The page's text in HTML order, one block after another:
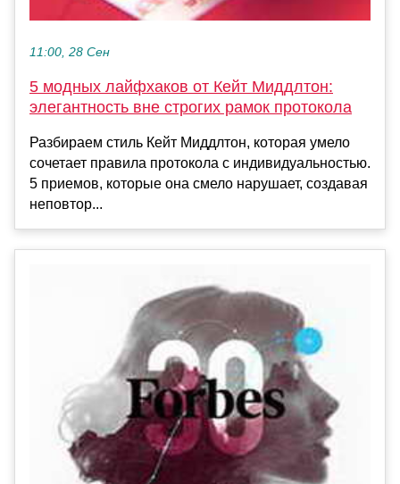
11:00, 28 Сен
5 модных лайфхаков от Кейт Миддлтон:
элегантность вне строгих рамок протокола
Разбираем стиль Кейт Миддлтон, которая умело
сочетает правила протокола с индивидуальностью.
5 приемов, которые она смело нарушает, создавая
неповтор...